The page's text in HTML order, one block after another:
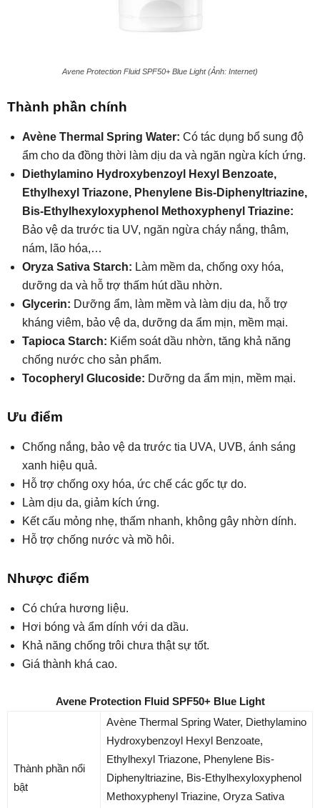
Avene Protection Fluid SPF50+ Blue Light (Ảnh: Internet)
Thành phần chính
Avène Thermal Spring Water: Có tác dụng bổ sung độ
ẩm cho da đồng thời làm dịu da và ngăn ngừa kích ứng.
Diethylamino Hydroxybenzoyl Hexyl Benzoate,
Ethylhexyl Triazone, Phenylene Bis-Diphenyltriazine,
Bis-Ethylhexyloxyphenol Methoxyphenyl Triazine:
Bảo vệ da trước tia UV, ngăn ngừa cháy nắng, thâm,
nám, lão hóa,…
Oryza Sativa Starch: Làm mềm da, chống oxy hóa,
dưỡng da và hỗ trợ thấm hút dầu nhờn.
Glycerin: Dưỡng ẩm, làm mềm và làm dịu da, hỗ trợ
kháng viêm, bảo vệ da, dưỡng da ẩm mịn, mềm mại.
Tapioca Starch: Kiểm soát dầu nhờn, tăng khả năng
chống nước cho sản phẩm.
Tocopheryl Glucoside: Dưỡng da ẩm mịn, mềm mại.
Ưu điểm
Chống nắng, bảo vệ da trước tia UVA, UVB, ánh sáng
xanh hiệu quả.
Hỗ trợ chống oxy hóa, ức chế các gốc tự do.
Làm dịu da, giảm kích ứng.
Kết cấu mỏng nhẹ, thấm nhanh, không gây nhờn dính.
Hỗ trợ chống nước và mồ hôi.
Nhược điểm
Có chứa hương liệu.
Hơi bóng và ẩm dính với da dầu.
Khả năng chống trôi chưa thật sự tốt.
Giá thành khá cao.
Avene Protection Fluid SPF50+ Blue Light
Thành phần nổi
bật
Avène Thermal Spring Water, Diethylamino
Hydroxybenzoyl Hexyl Benzoate,
Ethylhexyl Triazone, Phenylene Bis-
Diphenyltriazine, Bis-Ethylhexyloxyphenol
Methoxyphenyl Triazine, Oryza Sativa